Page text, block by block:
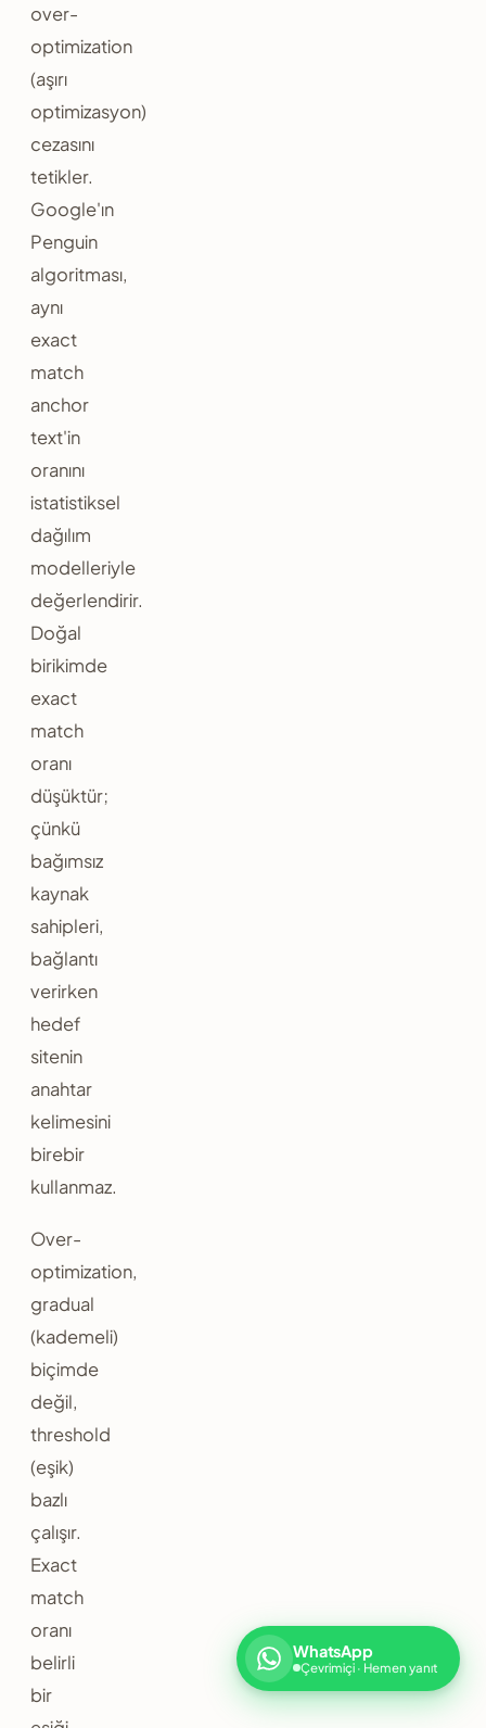
over-
optimization
(aşırı
optimizasyon)
cezasını
tetikler.
Google'ın
Penguin
algoritması,
aynı
exact
match
anchor
text'in
oranını
istatistiksel
dağılım
modelleriyle
değerlendirir.
Doğal
birikimde
exact
match
oranı
düşüktür;
çünkü
bağımsız
kaynak
sahipleri,
bağlantı
verirken
hedef
sitenin
anahtar
kelimesini
birebir
kullanmaz.
Over-
optimization,
gradual
(kademeli)
biçimde
değil,
threshold
(eşik)
bazlı
çalışır.
Exact
match
oranı
belirli
bir
WhatsApp
Çevrimiçi · Hemen yanıt